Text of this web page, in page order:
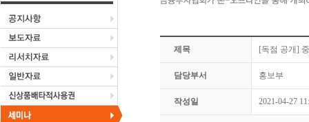
제목 [독점 공개]
담당부서 홍보부
작성일 2021-04-27